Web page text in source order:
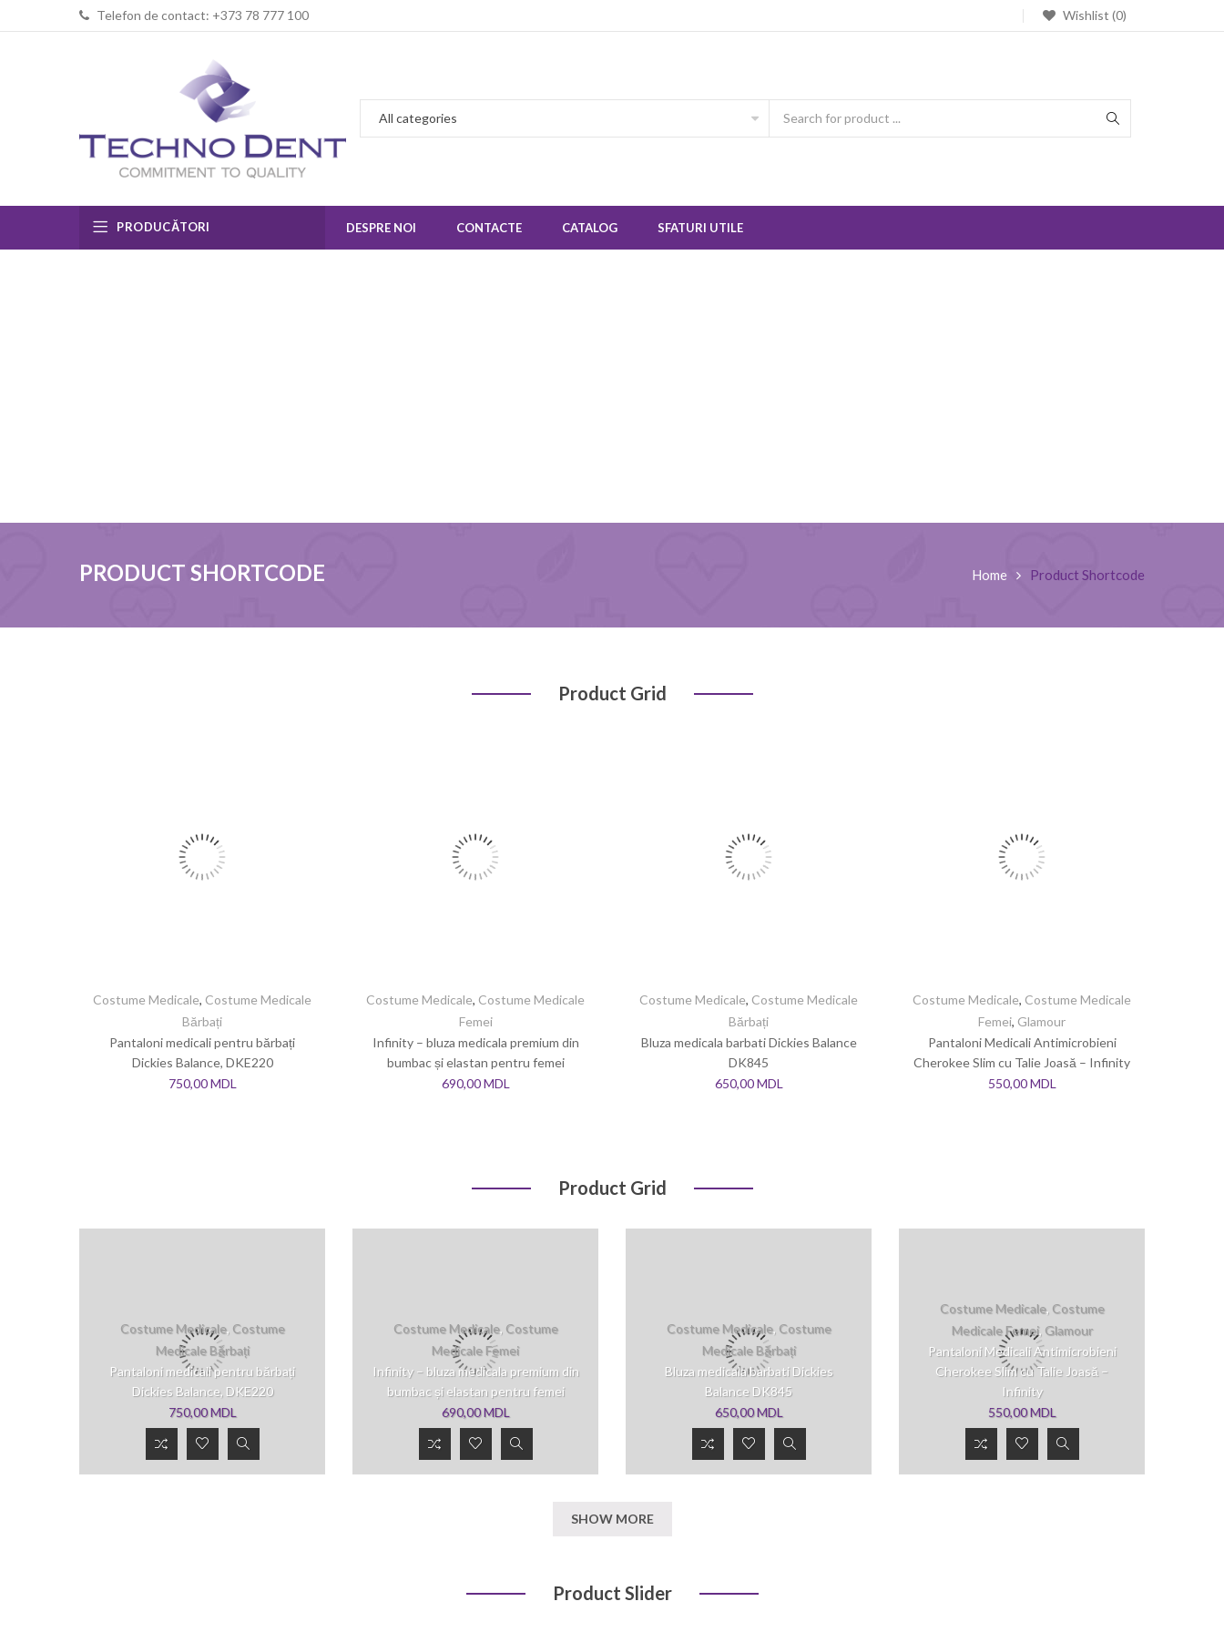
Telefon de contact: +373 78 777 100 Wishlist (0)
PRODUCĂTORI DESPRE NOI CONTACTE CATALOG SFATURI UTILE
PRODUCT SHORTCODE Home Product Shortcode
Product Grid
Costume Medicale, Costume Medicale
Bărbați
Pantaloni medicali pentru bărbați
Dickies Balance, DKE220
750,00MDL
Costume Medicale, Costume Medicale
Femei
Infinity – bluza medicala premium din
bumbac și elastan pentru femei
690,00MDL
Costume Medicale, Costume Medicale
Bărbați
Bluza medicala barbati Dickies Balance
DK845
650,00MDL
Costume Medicale, Costume Medicale
Femei, Glamour
Pantaloni Medicali Antimicrobieni
Cherokee Slim cu Talie Joasă – Infinity
550,00MDL
Product Grid
Costume Medicale, Costume
Medicale Bărbați
Pantaloni medicali pentru bărbați
Dickies Balance, DKE220
750,00MDL
Costume Medicale, Costume
Medicale Femei
Infinity – bluza medicala premium din
bumbac și elastan pentru femei
690,00MDL
Costume Medicale, Costume
Medicale Bărbați
Bluza medicala barbati Dickies
Balance DK845
650,00MDL
Costume Medicale, Costume
Medicale Femei, Glamour
Pantaloni Medicali Antimicrobieni
Cherokee Slim cu Talie Joasă –
Infinity
550,00MDL
SHOW MORE
Product Slider
Medicale